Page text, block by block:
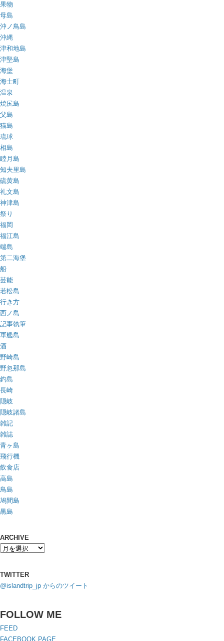
果物
母島
沖ノ鳥島
沖縄
津和地島
津堅島
海堡
海士町
温泉
焼尻島
父島
猫島
琉球
相島
睦月島
知夫里島
硫黄島
礼文島
神津島
祭り
福岡
福江島
端島
第二海堡
船
芸能
若松島
行き方
西ノ島
記事執筆
軍艦島
酒
野崎島
野忽那島
釣島
長崎
隠岐
隠岐諸島
雑記
雑誌
青ヶ島
飛行機
飲食店
高島
鳥島
鳩間島
黒島
ARCHIVE
TWITTER
@islandtrip_jp からのツイート
FOLLOW ME
FEED
FACEBOOK PAGE